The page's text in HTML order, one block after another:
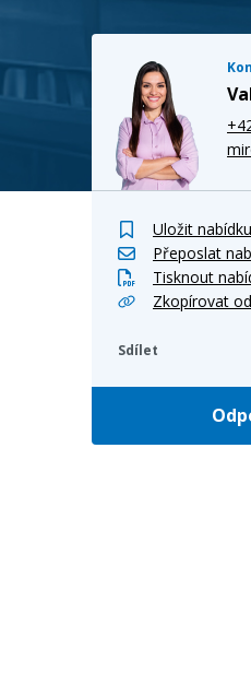
Uložit nabídku
Přeposlat
Tisknout
Zkopírovat
Sdílet